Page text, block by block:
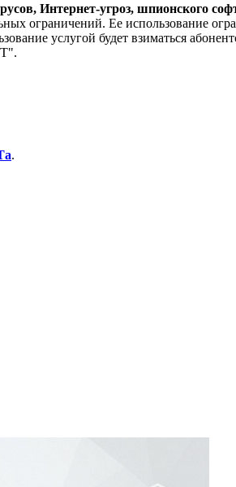
Интернет-угроз, шпионского
ограничений. Ее использование
услугой будет взиматься
.